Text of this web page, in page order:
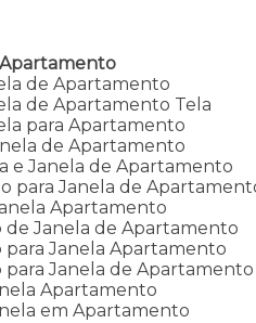
de Apartamento
de Apartamento Tela
para Apartamento
de Apartamento
e Janela de Apartamento
para Janela de
Apartamento
de Janela de Apartamento
para Janela Apartamento
para Janela de Apartamento
Apartamento
em Apartamento